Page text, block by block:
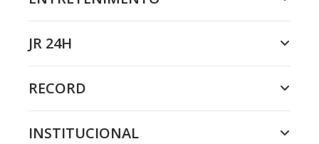
JR 24H
RECORD
INSTITUCIONAL